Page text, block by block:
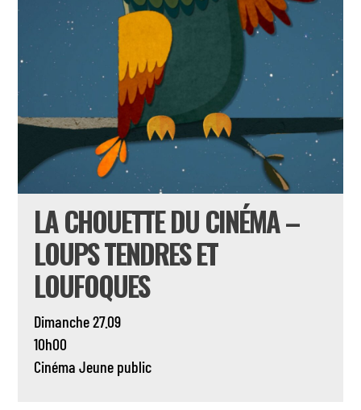
LA CHOUETTE DU CINÉMA –
LOUPS TENDRES ET
LOUFOQUES
Dimanche 27.09
10h00
Cinéma Jeune public